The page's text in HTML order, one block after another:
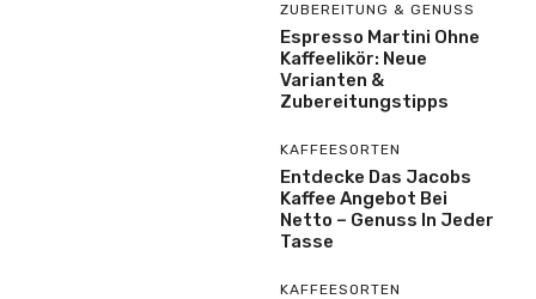
ZUBEREITUNG & GENUSS
Espresso Martini Ohne
Kaffeelikör: Neue
Varianten &
Zubereitungstipps
KAFFEESORTEN
Entdecke Das Jacobs
Kaffee Angebot Bei
Netto – Genuss In Jeder
Tasse
KAFFEESORTEN